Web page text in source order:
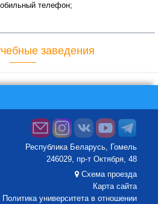
телефон;
заведения
Республика Беларусь, Гомель
246029, пр-т Октября, 48
Схема проезда
Карта сайта
Политика университета в отношении